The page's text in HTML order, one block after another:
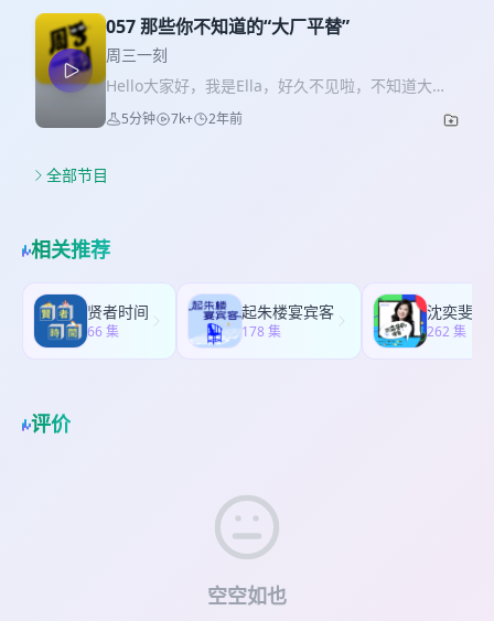
策略，帮助大家更好地准备，一举春招上岸。 三类
面试包括，HR面、业务面以及高管面 每轮面试的主
要考核内容和应对技巧，都有给大家讲述到哦，认
真听哦~ 希望能对大家有所帮助~
057 那些你不知道的“大厂平替”
周三一刻
Hello大家好，我是Ella，好久不见啦，不知道大家
最近求职还顺利么 其实今年春招包括实习生的求
职，都没有之前预想的那么乐观，求职市场还是一
境下，Ella建议大家就不要只盯着头部大厂了，看看
那些”钱多事少还不卷“的大厂平替企业吧~ 今天就给
大家整理几个"大厂平替“，不管是正在春招的伙伴，
还是找实习的朋友，都可以去关注下这几家公司有
没有适合自己的岗位 一、传音控股 二、茄子科技
5分钟 7k+ 2年前
全部节目
相关推荐
贤者时间
66 集
起朱楼宴宾客
178 集
沈奕斐的
262 集
评价
空空如也